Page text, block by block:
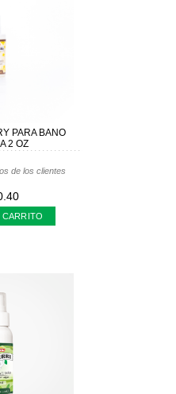
PARA BANO
2 OZ
de los clientes
CARRITO